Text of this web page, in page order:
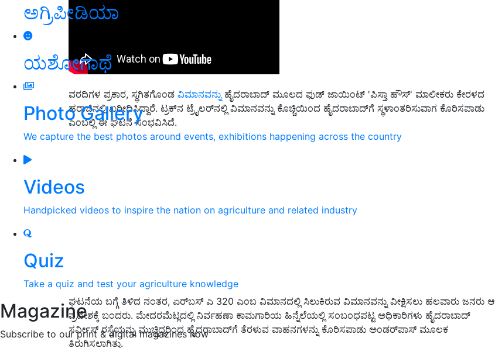
ಅಗ್ರಿಪೀಡಿಯಾ
ಯಶೋಗಾಥೆ
Photo Gallery
We capture the best photos around events, exhibitions happening across the country
Videos
Handpicked videos to inspire the nation on agriculture and related industry
Quiz
Take a quiz and test your agriculture knowledge
Magazine
Subscribe to our print & digital magazines now
ವರದಿಗಳ ಪ್ರಕಾರ, ಸ್ಥಗಿತಗೊಂಡ ವಿಮಾನವನ್ನುಹೈದರಾಬಾದ್ ಮೂಲದ ಫುಡ್ ಜಾಯಿಂಟ್ 'ಪಿಸ್ತಾ ಹೌಸ್' ಮಾಲೀಕರು ಕೇರಳದ
ಹರಾಜಿನಲ್ಲಿ ಖರೀದಿಸಿದ್ದಾರೆ. ಟ್ರಕ್‌ನ ಟ್ರೈಲರ್‌ನಲ್ಲಿ ವಿಮಾನವನ್ನು ಕೊಚ್ಚಿಯಿಂದ ಹೈದರಾಬಾದ್‌ಗೆ ಸ್ಥಳಾಂತರಿಸುವಾಗ ಕೊರಿಸಪಾಡು
ಎಂಬಲ್ಲಿ ಈ ಘಟನೆ ಸಂಭವಿಸಿದೆ.
ಘಟನೆಯ ಬಗ್ಗೆ ತಿಳಿದ ನಂತರ, ಏರ್‌ಬಸ್ ಎ 320 ಎಂಬ ವಿಮಾನದಲ್ಲಿ ಸಿಲುಕಿರುವ ವಿಮಾನವನ್ನು ವೀಕ್ಷಿಸಲು ಹಲವಾರು ಜನರು ಆ
ಪ್ರದೇಶಕ್ಕೆ ಬಂದರು. ಮೇದರಮೆಟ್ಲದಲ್ಲಿ ನಿರ್ವಹಣಾ ಕಾಮಗಾರಿಯ ಹಿನ್ನೆಲೆಯಲ್ಲಿ ಸಂಬಂಧಪಟ್ಟ ಅಧಿಕಾರಿಗಳು ಹೈದರಾಬಾದ್
ಸರ್ವೀಸ್ ರಸ್ತೆಯನ್ನು ಮುಚ್ಚಿದ್ದರಿಂದ ಹೈದರಾಬಾದ್‌ಗೆ ತೆರಳುವ ವಾಹನಗಳನ್ನು ಕೊರಿಸಪಾಡು ಅಂಡರ್‌ಪಾಸ್ ಮೂಲಕ
ತಿರುಗಿಸಲಾಗಿತ್ತು.